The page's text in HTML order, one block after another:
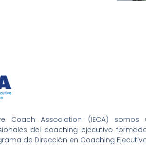
Coach Association (IECA) somos
del coaching ejecutivo
de Dirección en Coaching